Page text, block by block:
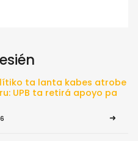
ta lanta kabes atrobe
UPB ta retirá apoyo pa